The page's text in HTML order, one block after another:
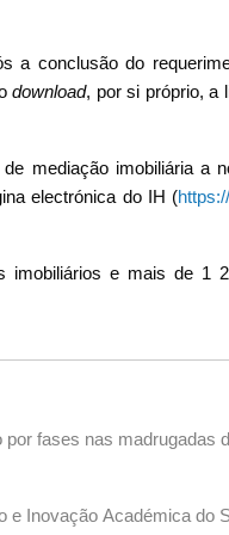
a conclusão do
download, por si próprio, a
mediação imobiliária a
electrónica do IH (
e mais de 1
fases nas madrugadas
Inovação Académica do